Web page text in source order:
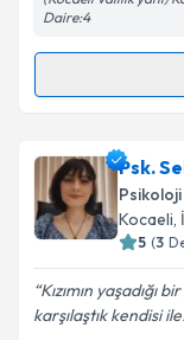
Daire:4
Randevu
Uzm. Dr.
takvimi talebi
almanız için
E-posta
Psk.
Psikoloji
Kocaeli,
5 (3
Kızımın yaşadığı
karşılaştık kendisi